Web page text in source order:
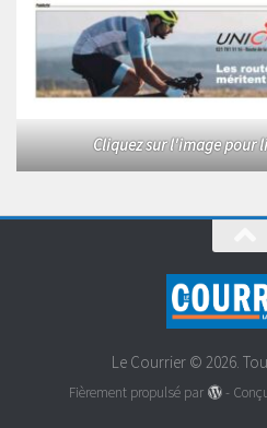
Cliquez sur l'image pour
Le Courrier © 2026.
Fièrement propulsé par -